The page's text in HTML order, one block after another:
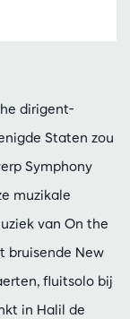
dirigent-
Staten zou
Symphony
muzikale
van On the
bruisende New
fluitsolo bij
in Halil de